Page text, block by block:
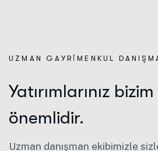
UZMAN GAYRIMENKUL
Yatırımlarınız
önemlidir.
Uzman danışman ekibimizle